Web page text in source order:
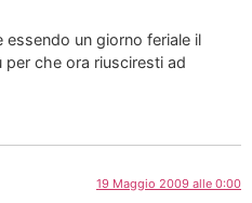
un giorno feriale il
che ora riusciresti ad
19 Maggio 2009 alle 0:00